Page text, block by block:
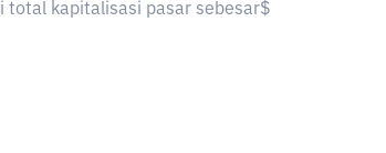
total kapitalisasi pasar sebesar$